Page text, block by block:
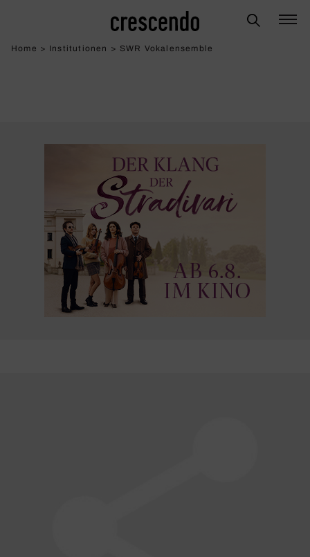
Home > Institutionen > SWR Vokalensemble